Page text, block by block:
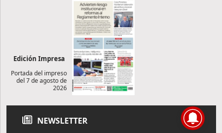
Edición Impresa
Portada del impreso
del 7 de agosto de
2026
NEWSLETTER